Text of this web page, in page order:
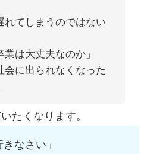
れてしまうのではない
業は大丈夫なのか」
会に出られなくなった
たくなります。
きなさい」